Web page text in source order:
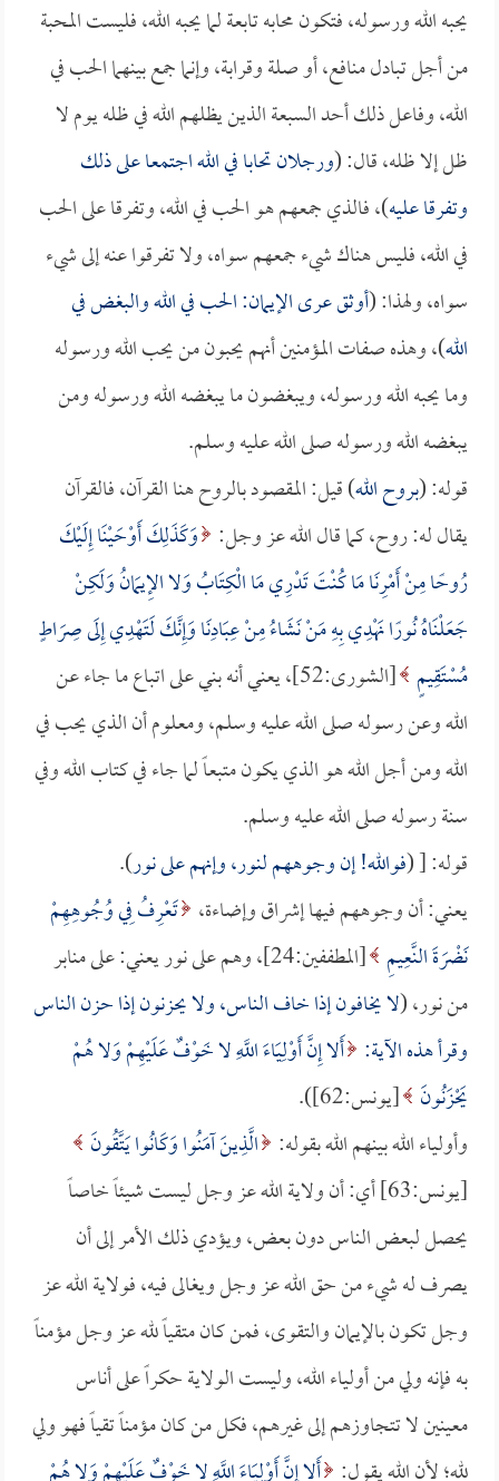
يحبه الله ورسوله، فتكون محابه تابعة لما يحبه الله، فليست المحبة
من أجل تبادل منافع، أو صلة وقرابة، وإنما جمع بينهما الحب في
الله، وفاعل ذلك أحد السبعة الذين يظلهم الله في ظله يوم لا
ظل إلا ظله، قال: (ورجلان تحابا في الله اجتمعا على ذلك
وتفرقا عليه)، فالذي جمعهم هو الحب في الله، وتفرقا على الحب
في الله، فليس هناك شيء جمعهم سواه، ولا تفرقوا عنه إلى شيء
سواه، ولهذا: (أوثق عرى الإيمان: الحب في الله والبغض في
الله)، وهذه صفات المؤمنين أنهم يحبون من يحب الله ورسوله
وما يحبه الله ورسوله، ويبغضون ما يبغضه الله ورسوله ومن
يبغضه الله ورسوله صلى الله عليه وسلم.
قوله: (بروح الله) قيل: المقصود بالروح هنا القرآن، فالقرآن
يقال له: روح، كما قال الله عز وجل: وَكَذَلِكَ أَوْحَيْنَا إِلَيْكَ
رُوحًا مِنْ أَمْرِنَا مَا كُنْتَ تَدْرِي مَا الْكِتَابُ وَلا الإِيمَانُ وَلَكِنْ
جَعَلْنَاهُ نُورًا نَهْدِي بِهِ مَنْ نَشَاءُ مِنْ عِبَادِنَا وَإِنَّكَ لَتَهْدِي إِلَى صِرَاطٍ
مُسْتَقِيمٍ
[الشورى:52]، يعني أنه بني على اتباع ما جاء عن
الله وعن رسوله صلى الله عليه وسلم، ومعلوم أن الذي يحب في
الله ومن أجل الله هو الذي يكون متبعاً لما جاء في كتاب الله وفي
سنة رسوله صلى الله عليه وسلم.
قوله: [ (فوالله! إن وجوههم لنور، وإنهم على نور).
يعني: أن وجوههم فيها إشراق وإضاءة، تَعْرِفُ فِي وُجُوهِهِمْ
نَضْرَةَ النَّعِيمِ
[المطففين:24]، وهم على نور يعني: على منابر
من نور، (لا يخافون إذا خاف الناس، ولا يحزنون إذا حزن الناس
وقرأ هذه الآية: أَلا إِنَّ أَوْلِيَاءَ اللَّهِ لا خَوْفٌ عَلَيْهِمْ وَلا هُمْ
يَحْزَنُونَ [يونس:62]).
وأولياء الله بينهم الله بقوله: الَّذِينَ آمَنُوا وَكَانُوا يَتَّقُونَ
[يونس:63] أي: أن ولاية الله عز وجل ليست شيئاً خاصاً
يحصل لبعض الناس دون بعض، ويؤدي ذلك الأمر إلى أن
يصرف له شيء من حق الله عز وجل ويغالى فيه، فولاية الله عز
وجل تكون بالإيمان والتقوى، فمن كان متقياً لله عز وجل مؤمناً
به فإنه ولي من أولياء الله، وليست الولاية حكراً على أناس
معينين لا تتجاوزهم إلى غيرهم، فكل من كان مؤمناً تقياً فهو ولي